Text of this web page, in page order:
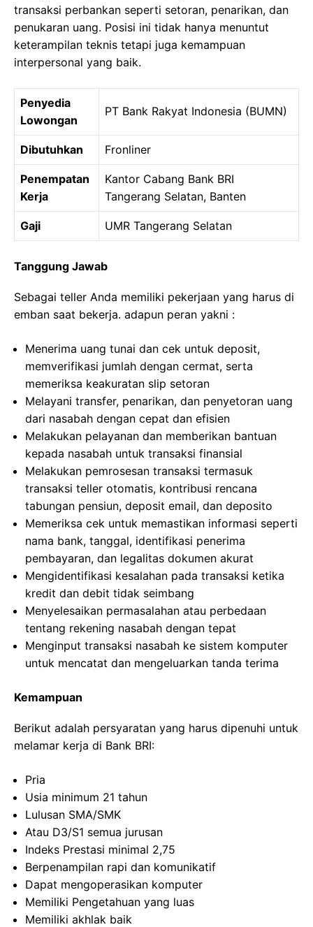
transaksi perbankan seperti setoran, penarikan, dan
penukaran uang. Posisi ini tidak hanya menuntut
keterampilan teknis tetapi juga kemampuan
interpersonal yang baik.
Penyedia
Lowongan
PT Bank Rakyat Indonesia (BUMN)
Dibutuhkan Fronliner
Penempatan
Kerja
Kantor Cabang Bank BRI
Tangerang Selatan, Banten
Gaji UMR Tangerang Selatan
Tanggung Jawab
Sebagai teller Anda memiliki pekerjaan yang harus di
emban saat bekerja. adapun peran yakni :
Menerima uang tunai dan cek untuk deposit,
memverifikasi jumlah dengan cermat, serta
memeriksa keakuratan slip setoran
Melayani transfer, penarikan, dan penyetoran uang
dari nasabah dengan cepat dan efisien
Melakukan pelayanan dan memberikan bantuan
kepada nasabah untuk transaksi finansial
Melakukan pemrosesan transaksi termasuk
transaksi teller otomatis, kontribusi rencana
tabungan pensiun, deposit email, dan deposito
Memeriksa cek untuk memastikan informasi seperti
nama bank, tanggal, identifikasi penerima
pembayaran, dan legalitas dokumen akurat
Mengidentifikasi kesalahan pada transaksi ketika
kredit dan debit tidak seimbang
Menyelesaikan permasalahan atau perbedaan
tentang rekening nasabah dengan tepat
Menginput transaksi nasabah ke sistem komputer
untuk mencatat dan mengeluarkan tanda terima
Kemampuan
Berikut adalah persyaratan yang harus dipenuhi untuk
melamar kerja di Bank BRI:
Pria
Usia minimum 21 tahun
Lulusan SMA/SMK
Atau D3/S1 semua jurusan
Indeks Prestasi minimal 2,75
Berpenampilan rapi dan komunikatif
Dapat mengoperasikan komputer
Memiliki Pengetahuan yang luas
Memiliki akhlak baik